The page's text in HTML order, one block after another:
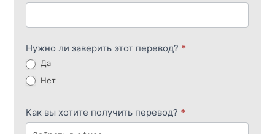
Нужно ли заверить этот перевод? *
Да
Нет
Как вы хотите получить перевод? *